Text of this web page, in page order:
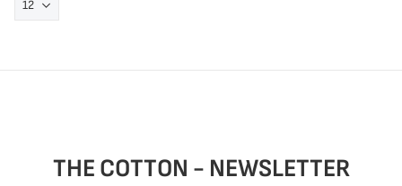
THE COTTON - NEWSLETTER